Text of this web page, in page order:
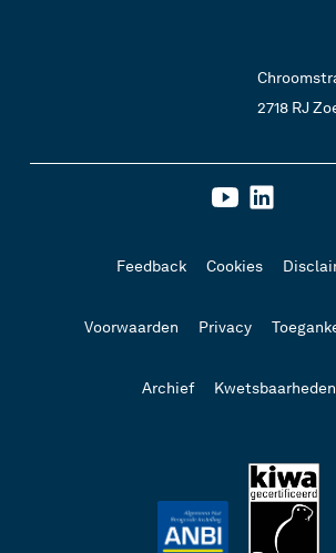
2718 RJ
Feedback Cookies
Voorwaarden Privacy
Archief Kwetsbaarheden